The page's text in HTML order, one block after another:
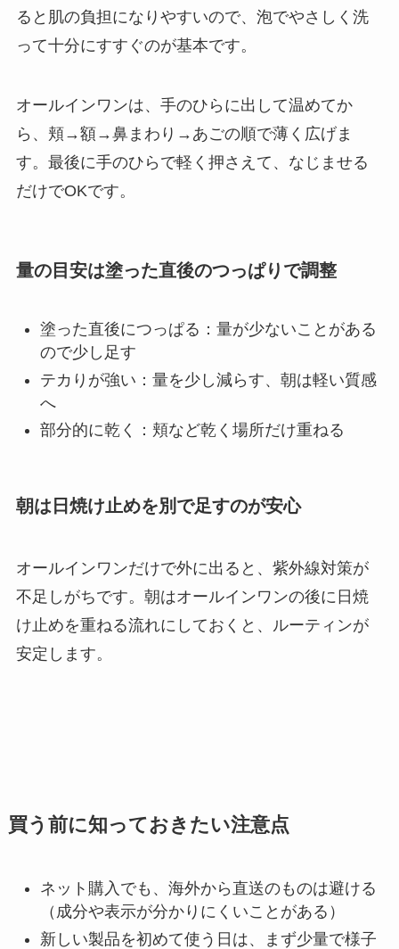
ると肌の負担になりやすいので、泡でやさしく洗
って十分にすすぐのが基本です。
オールインワンは、手のひらに出して温めてか
ら、頬→額→鼻まわり→あごの順で薄く広げま
す。最後に手のひらで軽く押さえて、なじませる
だけでOKです。
量の目安は塗った直後のつっぱりで調整
塗った直後につっぱる：量が少ないことがある
ので少し足す
テカりが強い：量を少し減らす、朝は軽い質感
へ
部分的に乾く：頬など乾く場所だけ重ねる
朝は日焼け止めを別で足すのが安心
オールインワンだけで外に出ると、紫外線対策が
不足しがちです。朝はオールインワンの後に日焼
け止めを重ねる流れにしておくと、ルーティンが
安定します。
買う前に知っておきたい注意点
ネット購入でも、海外から直送のものは避ける
（成分や表示が分かりにくいことがある）
新しい製品を初めて使う日は、まず少量で様子